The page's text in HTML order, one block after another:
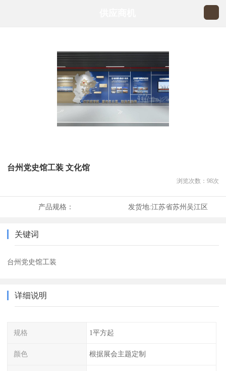
台州党史馆工装 文化馆
浏览次数： 98次
产品规格： 发货地:江苏省苏州吴江区
关键词
台州党史馆工装
详细说明
规格 1平方起
颜色 根据展会主题定制